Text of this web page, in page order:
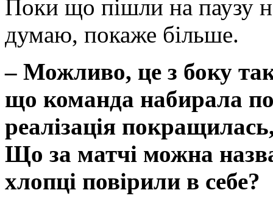
Поки що пішли на паузу
думаю, покаже більше.
– Можливо, це з боку
що команда набирала по
реалізація
Що за матчі можна
хлопці повірили в себе?